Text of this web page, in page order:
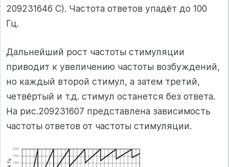
209231646 С). Частота ответов упадёт до 100
Гц.
Дальнейший рост частоты стимуляции
приводит к увеличению частоты возбуждений,
но каждый второй стимул, а затем третий,
четвёртый и т.д. стимул останется без ответа.
На рис.209231607 представлена зависимость
частоты ответов от частоты стимуляции.